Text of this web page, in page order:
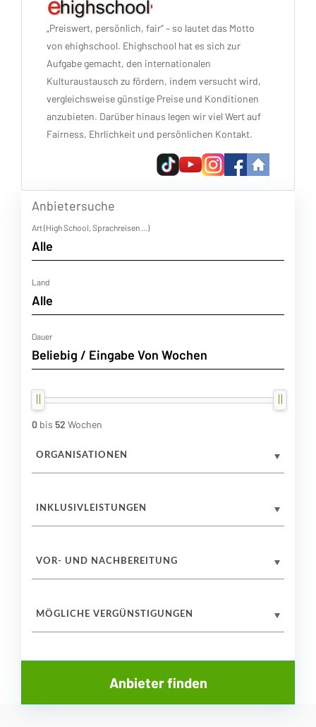
„Preiswert, persönlich, fair“ – so lautet das Motto
von ehighschool. Ehighschool hat es sich zur
Aufgabe gemacht, den internationalen
Kulturaustausch zu fördern, indem versucht wird,
vergleichsweise günstige Preise und Konditionen
anzubieten. Darüber hinaus legen wir viel Wert auf
Fairness, Ehrlichkeit und persönlichen Kontakt.
Anbietersuche
Art (High School, Sprachreisen ...)
Land
Dauer
0 bis 52 Wochen
ORGANISATIONEN
INKLUSIVLEISTUNGEN
VOR- UND NACHBEREITUNG
MÖGLICHE VERGÜNSTIGUNGEN